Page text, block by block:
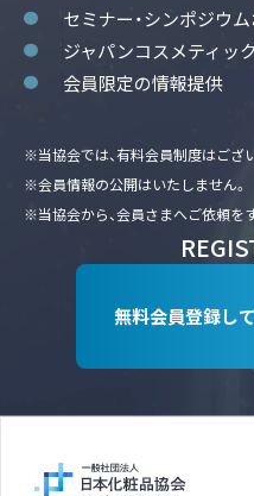
セミナー・シンポジウ
ジャパンコスメティッ
会員限定の情報提供
※当協会では、有料会員制度はござ
※会員情報の公開はいたしません。
※当協会から、会員さまへご依頼を
無料会員登録し